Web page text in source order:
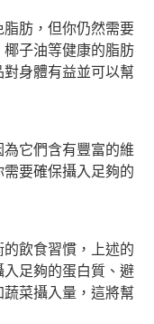
肪，但你仍然需要
子油等健康的脂肪
身體有益並可以幫
它們含有豐富的維
要確保攝入足夠的
飲食習慣，上述的
足夠的蛋白質、避
菜攝入量，這將幫